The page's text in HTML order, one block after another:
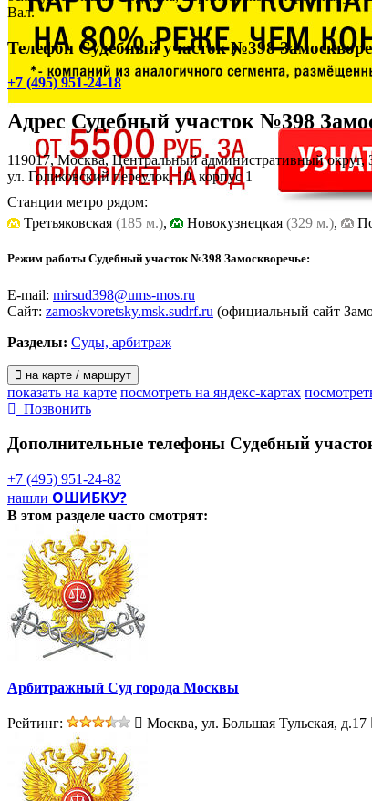
Вал.
Телефон Судебный участок №398
+7 (495) 951-24-18
Адрес Судебный участок №398
119017, Москва, Центральный административный округ,
ул. Голиковский переулок, 10, корпус 1
Станции метро рядом:
Третьяковская (185 м.), Новокузнецкая (329 м.),
Режим работы Судебный участок №398 Замоскворечье:
E-mail: mirsud398@ums-mos.ru
Сайт: zamoskvoretsky.msk.sudrf.ru (официальный сайт
Разделы: Суды, арбитраж
на карте / маршрут
показать на карте посмотреть на яндекс-картах
Позвонить
Дополнительные телефоны Судебный
+7 (495) 951-24-82
нашли ОШИБКУ?
В этом разделе часто смотрят:
Арбитражный Суд города Москвы
Рейтинг: Москва, ул. Большая Тульская, д.17